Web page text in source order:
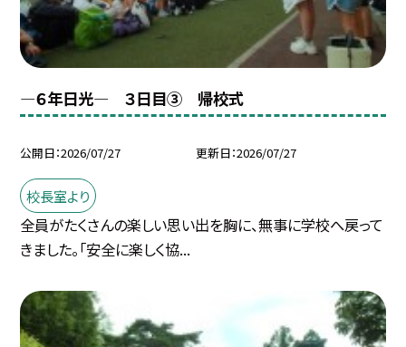
―６年日光― ３日目③ 帰校式
公開日 2026/07/27 更新日 2026/07/27
校長室より
全員がたくさんの楽しい思い出を胸に、無事に学校へ戻って
きました。「安全に楽しく協...